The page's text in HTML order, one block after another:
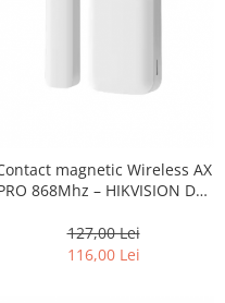
magnetic Wireless AX
868Mhz – HIKVISION DS-
127,00 Lei
116,00 Lei